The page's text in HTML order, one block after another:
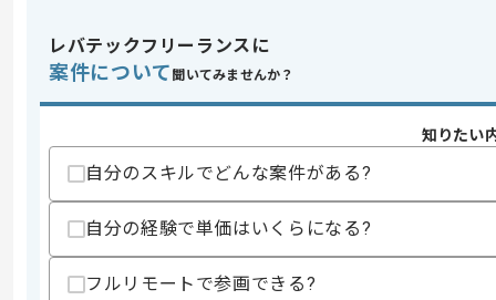
この案件のポイント
特徴
スキル
・Webサ-ビス開発におけるPL経験また
・構築方法選定から立ち上げの経験
・手を動かすことに抵抗のない方
歓迎スキル
・住宅ローンに関わる契約書の知識
レバテックフリーランスに
案件について 聞いてみませんか？
知りたい
自分のスキルでどんな案件がある?
自分の経験で単価はいくらになる?
フルリモートで参画できる?